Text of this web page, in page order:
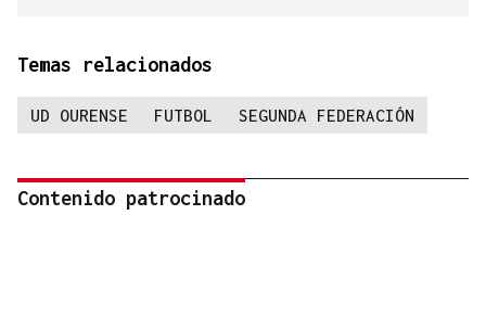
Temas relacionados
UD OURENSE FUTBOL SEGUNDA FEDERACIÓN
Contenido patrocinado